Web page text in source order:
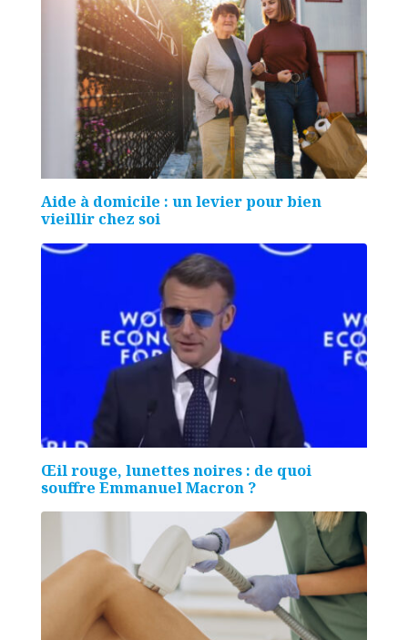
Aide à domicile : un levier pour bien
vieillir chez soi
Œil rouge, lunettes noires : de quoi
souffre Emmanuel Macron ?